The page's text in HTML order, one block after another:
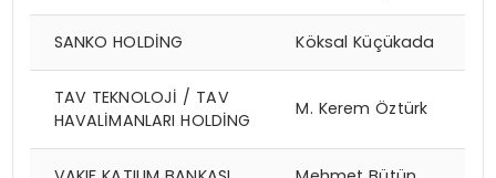
SANKO HOLDİNG Köksal Küçükada
TAV TEKNOLOJİ / TAV
HAVALİMANLARI HOLDİNG
M. Kerem Öztürk